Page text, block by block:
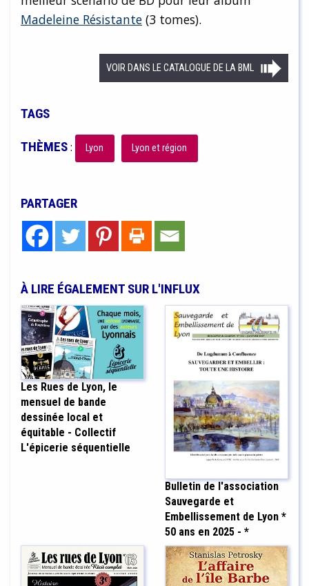
Madeleine Résistante (3 tomes).
VOIR DANS LE CATALOGUE DE LA BML
TAGS
THÈMES: Lyon Lyon et région
PARTAGER
À LIRE ÉGALEMENT SUR L'INFLUX
Les Rues de Lyon, le
mensuel de bande
dessinée local et
équitable - Collectif
L'épicerie séquentielle
Bulletin de l'association
Sauvegarde et
Embellissement de Lyon *
50 ans en 2025 - *